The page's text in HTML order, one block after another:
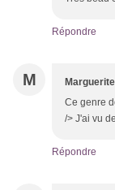
Répondre
M Marguerite
Ce genre
/> J'ai vu
Répondre